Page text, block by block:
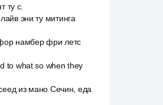
ту с.
эни ту митинга
намбер фри летс
to what so when they
из мано Сечин, еда